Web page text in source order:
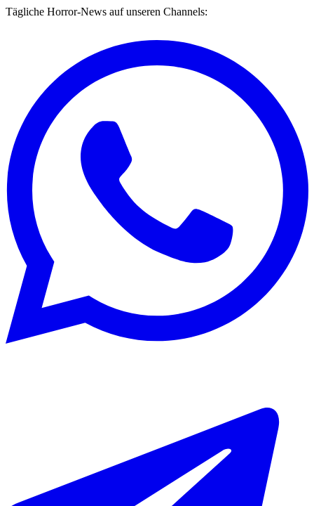
Tägliche Horror-News auf unseren Channels: